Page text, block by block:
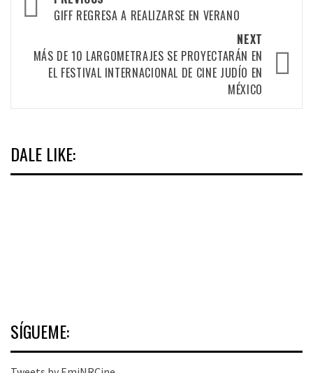
navigation
GIFF REGRESA A REALIZARSE EN VERANO
NEXT
MÁS DE 10 LARGOMETRAJES SE PROYECTARÁN EN
EL FESTIVAL INTERNACIONAL DE CINE JUDÍO EN
MÉXICO
DALE LIKE:
SÍGUEME: